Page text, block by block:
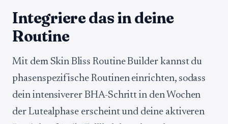
Integriere das in deine
Routine
Mit dem Skin Bliss Routine Builder kannst du
phasenspezifische Routinen einrichten, sodass
dein intensiverer BHA-Schritt in den Wochen
der Lutealphase erscheint und deine aktiveren